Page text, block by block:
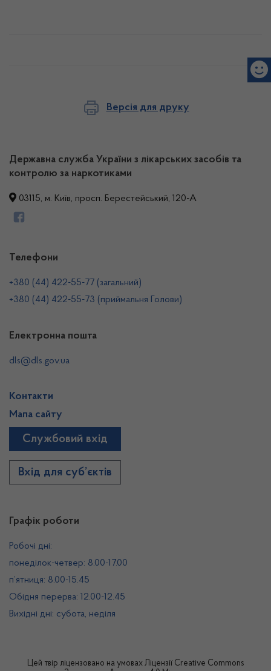
Версія для друку
Державна служба України з лікарських засобів та
контролю за наркотиками
03115, м. Київ, просп. Берестейський, 120-А
Графік роботи
Робочі дні:
понеділок-четвер: 8.00-17.00
п’ятниця: 8.00-15.45
Обідня перерва: 12.00-12.45
Вихідні дні: субота, неділя
Телефони
+380 (44) 422-55-77 (загальний)
+380 (44) 422-55-73 (приймальня Голови)
Електронна пошта
dls@dls.gov.ua
Контакти
Мапа сайту
Службовий вхід
Вхід для суб’єктів
Цей твір ліцензовано на умовах Ліцензії Creative Commons